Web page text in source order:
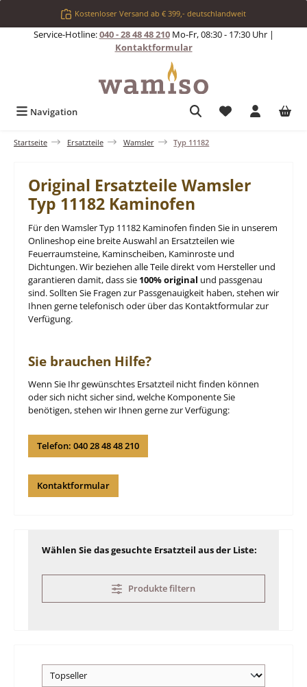
Zum Hauptinhalt springenKostenloser Versand ab € 399,- deutschlandweit
Service-Hotline:040 - 28 48 48 210Mo-Fr, 08:30 - 17:30 Uhr |
Kontaktformular
Navigation Du hast 0
Startseite Ersatzteile Wamsler Typ 11182
Original Ersatzteile Wamsler
Typ 11182 Kaminofen
Für den Wamsler Typ 11182 Kaminofen finden Sie in unserem
Onlineshop eine breite Auswahl an Ersatzteilen wie
Feuerraumsteine, Kaminscheiben, Kaminroste und
Dichtungen. Wir beziehen alle Teile direkt vom Hersteller und
garantieren damit, dass sie 100% original und passgenau
sind. Sollten Sie Fragen zur Passgenauigkeit haben, stehen wir
Ihnen gerne telefonisch oder über das Kontaktformular zur
Verfügung.
Sie brauchen Hilfe?
Wenn Sie Ihr gewünschtes Ersatzteil nicht finden können
oder sich nicht sicher sind, welche Komponente Sie
benötigen, stehen wir Ihnen gerne zur Verfügung:
Telefon: 040 28 48 48 210
Kontaktformular
Wählen Sie das gesuchte Ersatzteil aus der Liste:
Produkte filtern